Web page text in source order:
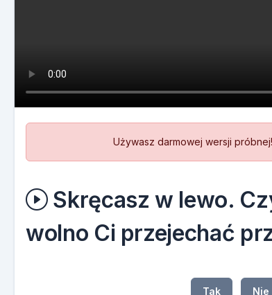
Używasz darmowej wersji próbnej!
Skręcasz w lewo.
wolno Ci przejechać
Tak Nie